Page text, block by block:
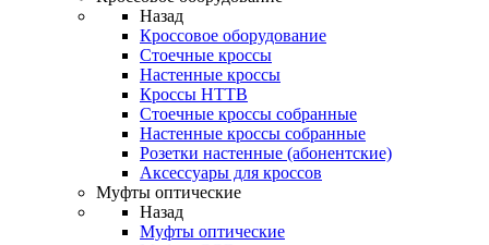
Назад
Кроссовое оборудование
Стоечные кроссы
Настенные кроссы
Кроссы HTTB
Стоечные кроссы собранные
Настенные кроссы собранные
Розетки настенные (абонентские)
Аксессуары для кроссов
Муфты оптические
Назад
Муфты оптические